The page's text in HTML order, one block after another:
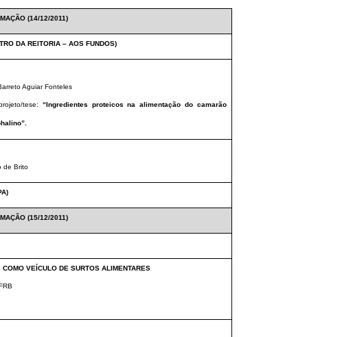
(14/12/2011)
DA REITORIA – AOS FUNDOS)
Aguiar Fonteles
tese: “Ingredientes proteicos na alimentação do camarão
de Brito
(15/12/2011)
VEÍCULO DE SURTOS ALIMENTARES